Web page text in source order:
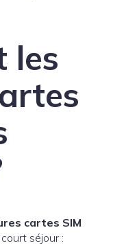
les
cartes SIM
séjour :